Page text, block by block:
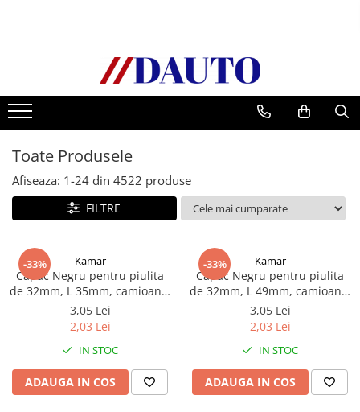
Bullbare, Suporti lumini camioane
Accesorii inox
DAF
CF Euro 6
DAF CF 85
DAF XF 105
Daf XF 95
Daf XG
Ford
TGL
TGS
Toate Produsele
Afiseaza: 1-24 din 4522 produse
FILTRE
-33% Kamar
Capac Negru pentru piulita
de 32mm, L 35mm, camioane,
semiremorci
3,05 Lei
2,03 Lei
IN STOC
ADAUGA IN COS
-33% Kamar
Capac Negru pentru piulita
de 32mm, L 49mm, camioane,
semiremorci
3,05 Lei
2,03 Lei
IN STOC
ADAUGA IN COS